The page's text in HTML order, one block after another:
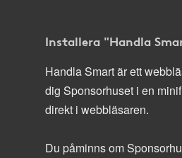
Installera "Handla
Handla Smart är ett
dig Sponsorhuset i en
direkt i webbläsaren.
Du påminns om